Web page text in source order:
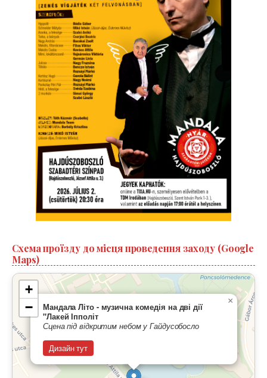
Схема проїзду до місця проведення заходу (Google
Maps)
Мандала Літо - музична комедія на дві дії
"Лакей Іпполіт
Сцена під відкритим небом у Гайдусобосло
Дизайн тут
×
+
−